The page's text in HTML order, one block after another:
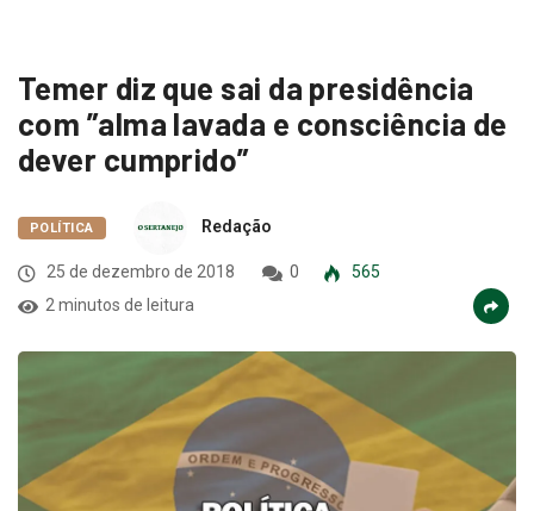
Temer diz que sai da presidência
com ”alma lavada e consciência de
dever cumprido”
POLÍTICA Redação
25 de dezembro de 2018 0
565
2 minutos de leitura